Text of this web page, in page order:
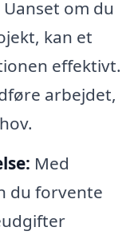
Uanset om du
kan et
effektivt.
arbejdet,
Med
du forvente